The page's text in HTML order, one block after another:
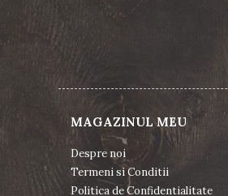
MAGAZINUL MEU
Despre noi
Termeni si Conditii
Politica de Confidentialitate